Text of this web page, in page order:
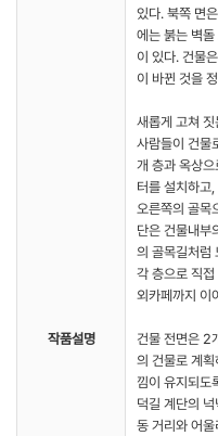
작품설명
있다. 북쪽 면
에는 붉는 벽
이 있다. 건물
이 바뀐 것을
새롭게 고쳐
사람들이 건물
개 층과 옥상으
터를 설치하고
오른쪽의 골목
단은 건물내부
의 골목길처럼
각 층으로 직
외카페까지 이
건물 전면은 2
의 건물로 계
낌이 유지되도
덕길 계단의
동 거리와 어